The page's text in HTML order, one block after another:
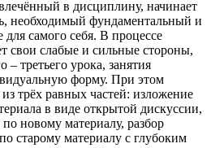
в дисциплину, начинает
необходимый фундаментальный и
самого себя. В процессе
свои слабые и сильные стороны,
– третьего урока, занятия
форму. При этом
трёх равных частей: изложение
в виде открытой дискуссии,
новому материалу, разбор
старому материалу с глубоким